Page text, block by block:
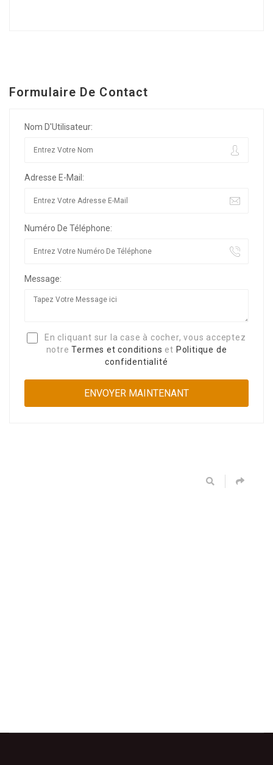
Formulaire De Contact
Nom D'Utilisateur:
Adresse E-Mail:
Numéro De Téléphone:
Message:
En cliquant sur la case à cocher, vous acceptez
notreTermes et conditions et Politique de
confidentialité